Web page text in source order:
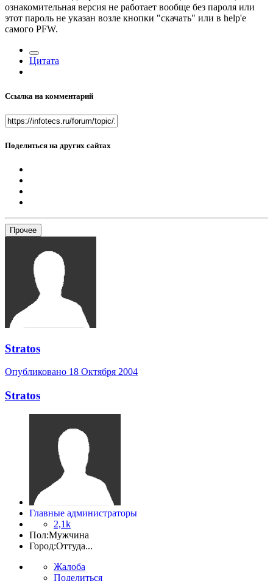
ознакомительная версия не работает вообще без пароля или
этот пароль не указан возле кнопки "скачать" или в help'e
самого PFW.
Цитата
Ссылка на комментарий
Поделиться на других сайтах
Прочее
Stratos
Опубликовано 18 Октября 2004
Stratos
Главные администраторы
2,1k
Пол:Мужчина
Город:Оттуда...
Жалоба
Поделиться